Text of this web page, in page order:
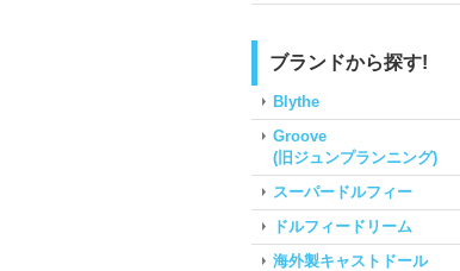
ブランドから探す!
Blythe
Groove
(旧ジュンプランニング)
スーパードルフィー
ドルフィードリーム
海外製キャストドール